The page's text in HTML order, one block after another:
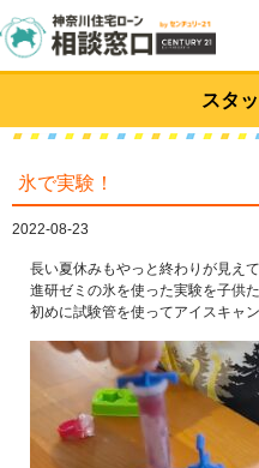
スタ
氷で実験！
2022-08-23
長い夏休みもやっと終わりが見え
進研ゼミの氷を使った実験を子供
初めに試験管を使ってアイスキャ